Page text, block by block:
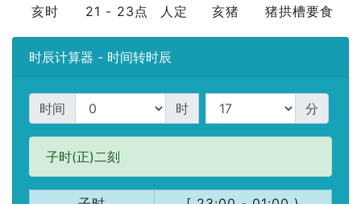
亥时
21 - 23点 人定 亥猪 猪拱槽要食
时辰计算器 - 时间转时辰
时间 时 分
子时(正)二刻